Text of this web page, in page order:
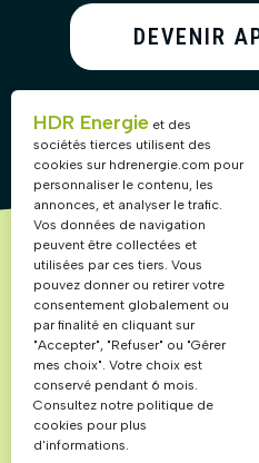
DEVENIR
Recommandez nos
gagnez des
Lancez ou accélérez
DEVENIR
Rejoignez un
d’un marché en
HDR Energie et des
sociétés tierces utilisent des
cookies sur hdrenergie.com pour
personnaliser le contenu, les
annonces, et analyser le trafic.
Vos données de navigation
peuvent être collectées et
utilisées par ces tiers. Vous
pouvez donner ou retirer votre
consentement globalement ou
par finalité en cliquant sur
"Accepter", "Refuser" ou "Gérer
mes choix". Votre choix est
conservé pendant 6 mois.
Consultez notre politique de
cookies pour plus
d'informations.